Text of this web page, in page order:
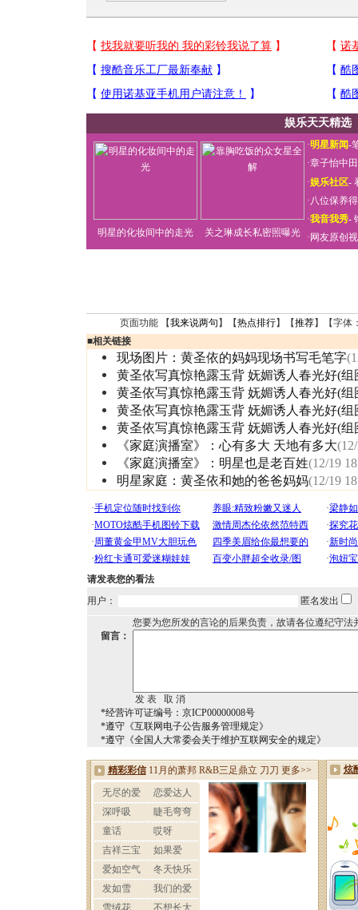
娱乐天天精选
明星的化妆间中的走光 关之琳成长私密照曝光
·明星新闻-
·章子怡中
·娱乐社区-
·八位保养
·我音我秀-
· 网友原创
页面功能 【我来说两句 】【热点排行】【推荐】【字体
■相关链接
现场图片：黄圣依的妈妈现场书写毛笔字
黄圣依写真惊艳露玉背 妩媚诱人春光好(组
黄圣依写真惊艳露玉背 妩媚诱人春光好(组
黄圣依写真惊艳露玉背 妩媚诱人春光好(组
黄圣依写真惊艳露玉背 妩媚诱人春光好(组
《家庭演播室》：心有多大 天地有多大
《家庭演播室》：明星也是老百姓(12/19
明星家庭：黄圣依和她的爸爸妈妈(12/19
请发表您的看法
用户：
匿名发出
您要为您所发的言论的后果负责，故请各位遵纪守法
留言：
*经营许可证编号：京ICP00000008号
*遵守《互联网电子公告服务管理规定》
*遵守《全国人大常委会关于维护互联网安全的规定》